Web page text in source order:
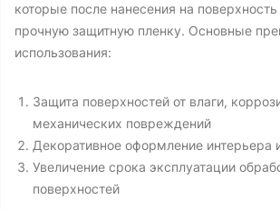
которые после нанесения на
прочную защитную пленку. Основные
использования:
Защита поверхностей от влаги,
механических повреждений
Декоративное оформление интерьера
Увеличение срока эксплуатации
поверхностей